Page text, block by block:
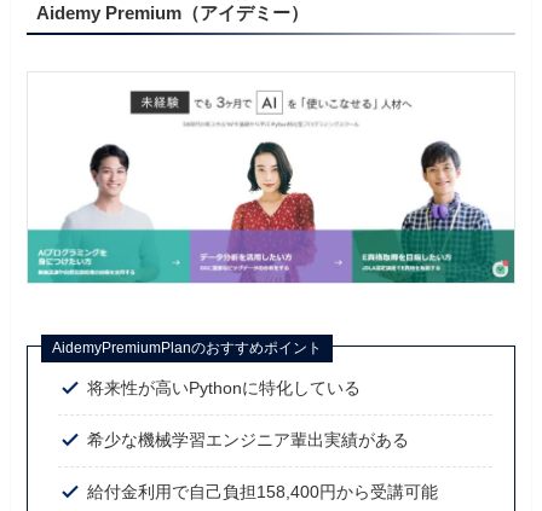
Aidemy Premium（アイデミー）
AidemyPremiumPlanのおすすめポイント
将来性が高いPythonに特化している
希少な機械学習エンジニア輩出実績がある
給付金利用で自己負担158,400円から受講可能